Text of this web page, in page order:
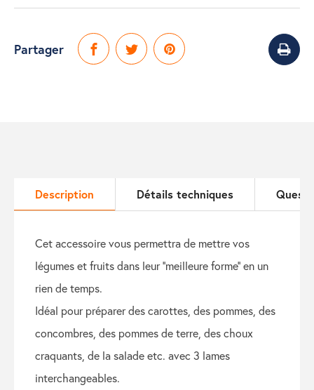
Partager
Description Détails techniques
cet accessoire vous permettra de mettre vos
légumes et fruits dans leur ‘’meilleure forme’’ en un
rien de temps.
idéal pour préparer des carottes, des pommes, des
concombres, des pommes de terre, des choux
craquants, de la salade etc. avec 3 lames
interchangeables.